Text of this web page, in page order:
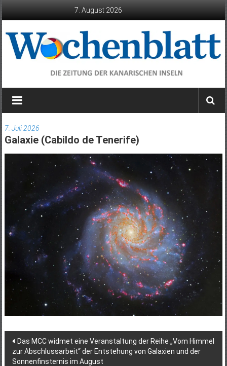
7. August 2026
Wochenblatt
die
der
Kanarischen
Inseln
7. Juli 2026
Galaxie (Cabildo de Tenerife)
Beitragsnavigation
Das MCC widmet eine Veranstaltung der Reihe „Vom Himmel
zur Abschlussarbeit“ der Entstehung von Galaxien und der
Sonnenfinsternis im August